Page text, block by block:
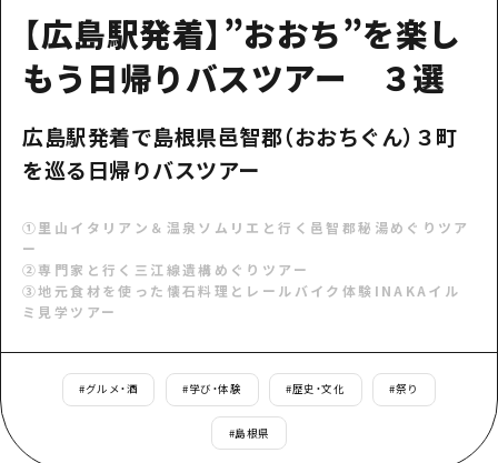
癒し
自然
日帰り
半日
1泊2日
2泊3日
広島おもてなしパス
HIROSHIMA FREE Wi-Fi
観光案内所
広島県を訪れる外国人旅行者向け情報一
ガイドブック
よくあるご質問
メディア掲載情報
【広島駅発着】”おおち”を楽し
もう日帰りバスツアー ３選
広島駅発着で島根県邑智郡（おおちぐん）３町
を巡る日帰りバスツアー
①里山イタリアン＆温泉ソムリエと行く邑智郡秘湯めぐりツア
ー
②専門家と行く三江線遺構めぐりツアー
③地元食材を使った懐石料理とレールバイク体験INAKAイル
ミ見学ツアー
#グルメ・酒 #学び・体験 #歴史・文化 #祭り
#島根県